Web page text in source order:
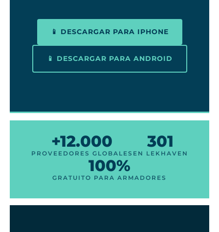
📱 DESCARGAR PARA IPHONE
📱 DESCARGAR PARA ANDROID
+12.000
PROVEEDORES GLOBALES
301
EN LEKHAVEN
100%
GRATUITO PARA ARMADORES